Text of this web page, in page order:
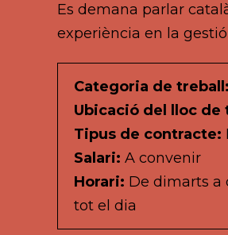
Es demana parlar
experiència en la
Categoria de treball:
Ubicació del lloc de
Tipus de contracte:
Salari: A convenir
Horari: De dimarts a
tot el dia